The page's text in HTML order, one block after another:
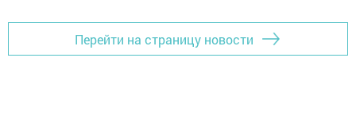
Перейти на страницу новости